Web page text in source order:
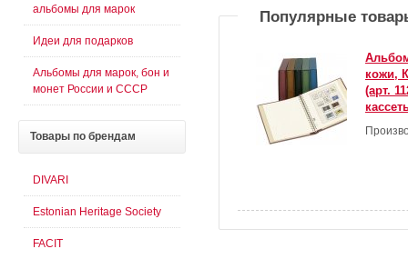
Популярные
кожи,
(арт.
альбомы для марок
Идеи для подарков
Альбомы для марок, бон и
монет России и СССР
Товары по брендам
DIVARI
Estonian Heritage Society
FACIT